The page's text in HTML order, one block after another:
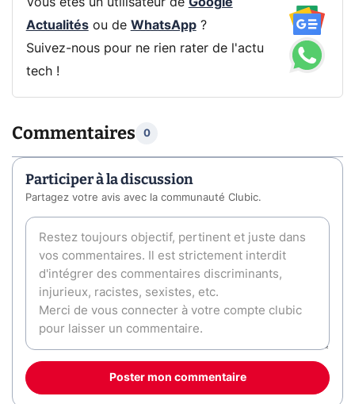
Vous êtes un utilisateur de Google
Actualitésou de WhatsApp?
Suivez-nous pour ne rien rater de l'actu
tech !
Commentaires 0
Participer à la discussion
Partagez votre avis avec la communauté Clubic.
Poster mon commentaire